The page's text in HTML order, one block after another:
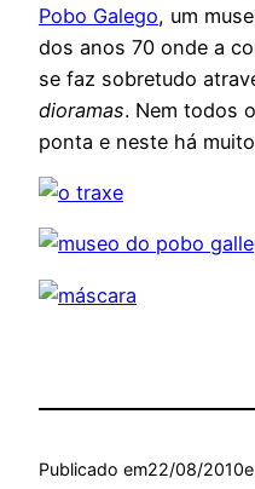
Pobo Galego, um
dos anos 70 onde a
se faz sobretudo
dioramas. Nem todos
ponta e neste há
Publicado em22/08/2010